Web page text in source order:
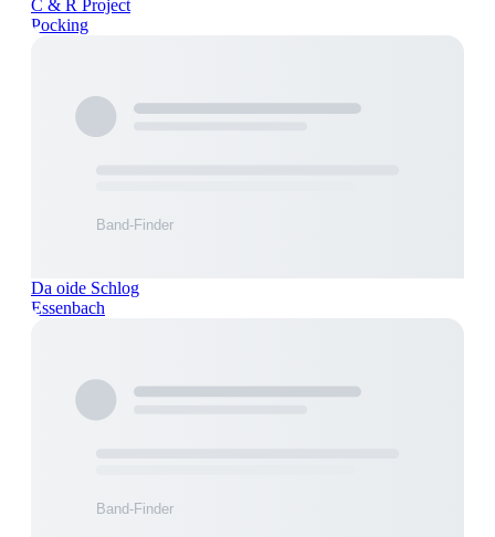
C & R Project
Pocking
Da oide Schlog
Essenbach